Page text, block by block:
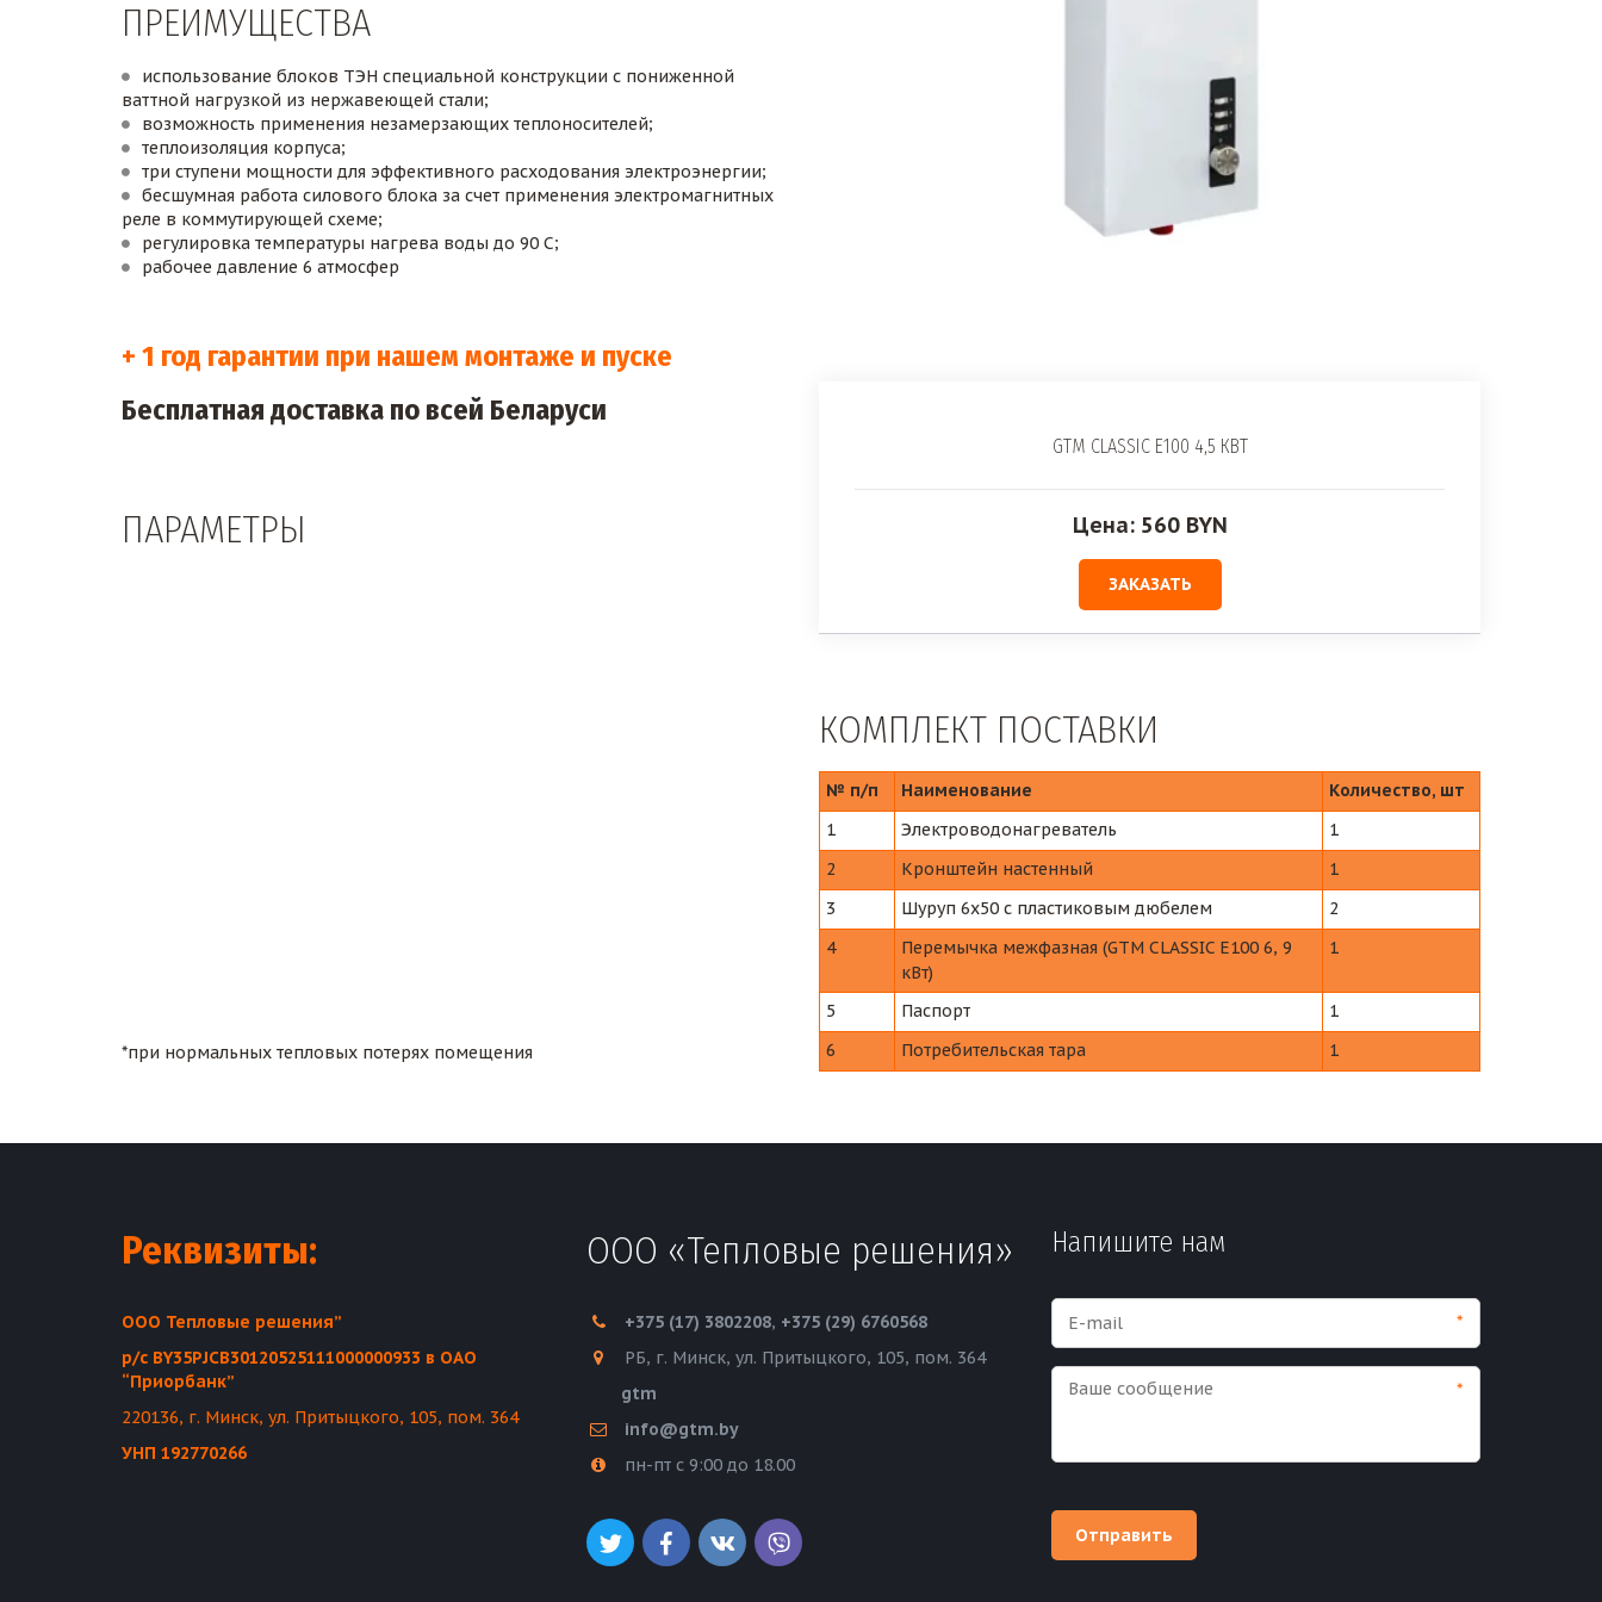
ПРЕИМУЩЕСТВА
использование блоков ТЭН специальной конструкции с пониженной
ваттной нагрузкой из нержавеющей стали;
возможность применения незамерзающих теплоносителей;
теплоизоляция корпуса;
три ступени мощности для эффективного расходования электроэнергии;
бесшумная работа силового блока за счет применения электромагнитных
реле в коммутирующей схеме;
регулировка температуры нагрева воды до 90 С;
рабочее давление 6 атмосфер
+ 1 год гарантии при нашем монтаже и пуске
Бесплатная доставка по всей Беларуси
ПАРАМЕТРЫ
*при нормальных тепловых потерях помещения
GTM CLASSIC E100 4,5 КВТ
Цена: 560 BYN
ЗАКАЗАТЬ
КОМПЛЕКТ ПОСТАВКИ
№ п/п Наименование
Количество, шт
1
Электроводонагреватель
1
2
Кронштейн настенный
1
3
Шуруп 6х50 с пластиковым дюбелем
2
4
Перемычка межфазная (GTM CLASSIC E100 6, 9
кВт)
1
5 Паспорт
1
6
Потребительская тара 1
Реквизиты:
ООО Тепловые решения”
р/с BY35PJCB30120525111000000933 в ОАО
“Приорбанк”
220136, г. Минск, ул. Притыцкого, 105, пом. 364
УНП 192770266
ООО «Тепловые решения»
+375 (17) 3802208, +375 (29) 6760568
РБ, г. Минск, ул. Притыцкого, 105, пом. 364
gtm
info@gtm.by
пн-пт с 9:00 до 18.00
Напишите нам
*
*
Отправить